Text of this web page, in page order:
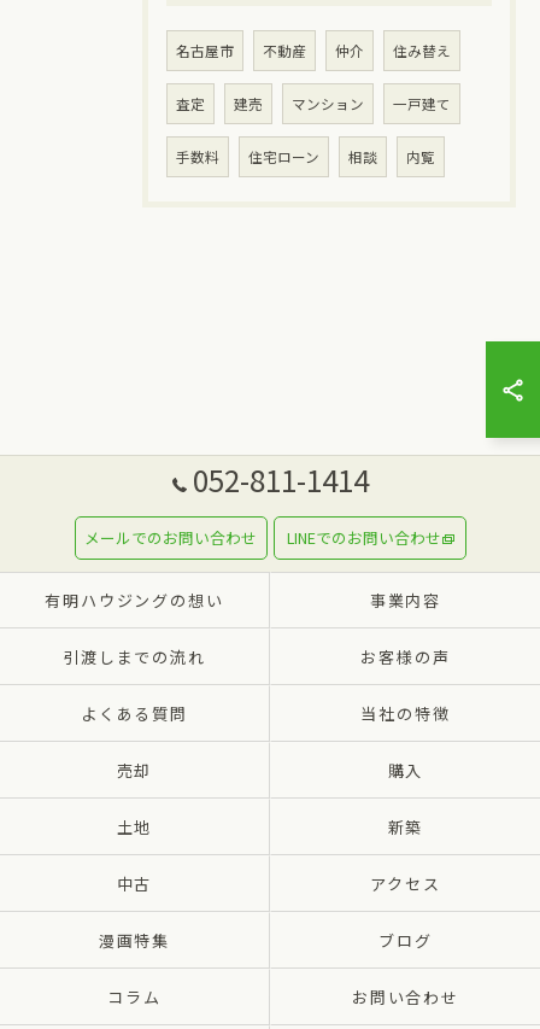
名古屋市 不動産 仲介 住み替え
査定 建売 マンション 一戸建て
手数料 住宅ローン 相談 内覧
052-811-1414
メールでのお問い合わせ LINEでのお問い合わせ
有明ハウジングの想い 事業内容
引渡しまでの流れ お客様の声
よくある質問 当社の特徴
売却 購入
土地 新築
中古 アクセス
漫画特集 ブログ
コラム お問い合わせ